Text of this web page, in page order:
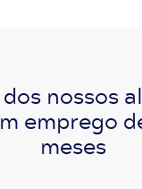
nossos
emprego
meses